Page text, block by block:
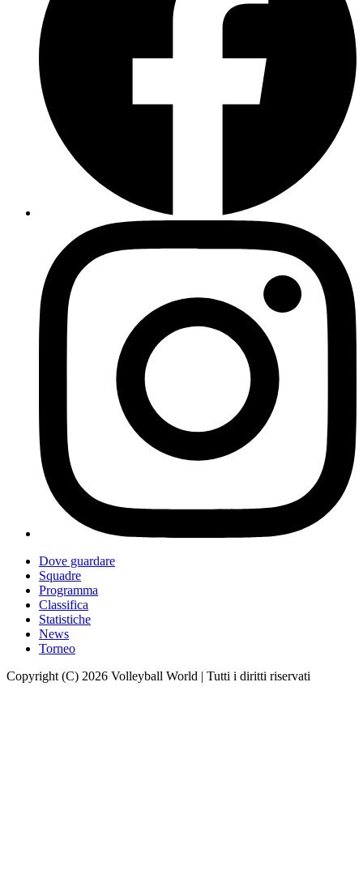
Dove guardare
Squadre
Programma
Classifica
Statistiche
News
Torneo
Copyright (C) 2026 Volleyball World | Tutti i diritti riservati